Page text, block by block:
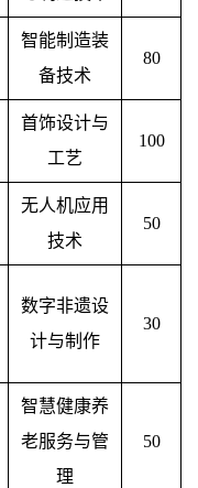
智能制造装
备技术
80
首饰设计与
工艺
100
无人机应用
技术
50
数字非遗设
计与制作
30
智慧健康养
老服务与管
理
50